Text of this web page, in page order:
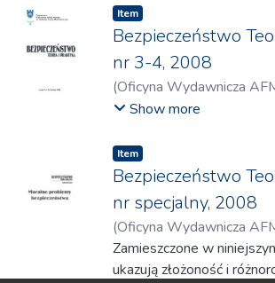
Krzak, Danuta
Djordjević, Momčilo;
Tamara ; Stepanovych
Lyash, Andriy; Kraj,
Joachim; Gawron, Iwona;
Honorata;Szot, Wiesław
Małgorzata
Jan;Krzak, Andrzej;Molo,
Podgórzańska, Renata;
Klemens
Item
Bezpieczeństwo
nr 3-4, 2008
(Oficyna Wydawnicza
Janusz;Aleksandrowicz,
Ciechanowski, Grzegorz
Skawińska, Mirosława;
; Jakubowska,
Modzelewski, Łukasz ;
Grzegorz ;Krawczuk, Piotr ;
Śnitko, Robert ;
Wiesław;Kwiatkowski,
Show more
Item
Bezpieczeństwo
nr specjalny, 2008
(Oficyna Wydawnicza
Otrębski, Michał;
Anna;Skorecki, Michał;
Zamieszczone w
ukazują złożoność i